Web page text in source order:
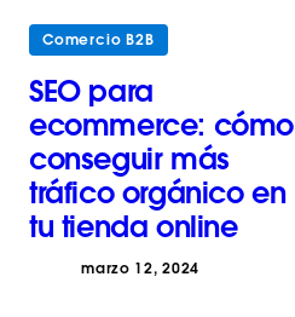
Comercio B2B
SEO para
ecommerce: cómo
conseguir más
tráfico orgánico en
tu tienda online
marzo 12, 2024